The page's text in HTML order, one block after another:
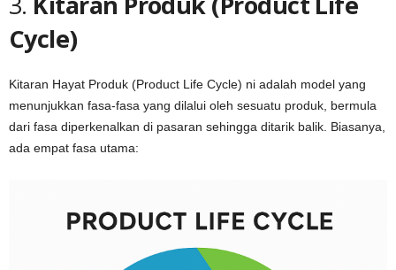
Cycle)
Kitaran Hayat Produk (Product Life Cycle) ni adalah model yang
menunjukkan fasa-fasa yang dilalui oleh sesuatu produk, bermula
dari fasa diperkenalkan di pasaran sehingga ditarik balik. Biasanya,
ada empat fasa utama: